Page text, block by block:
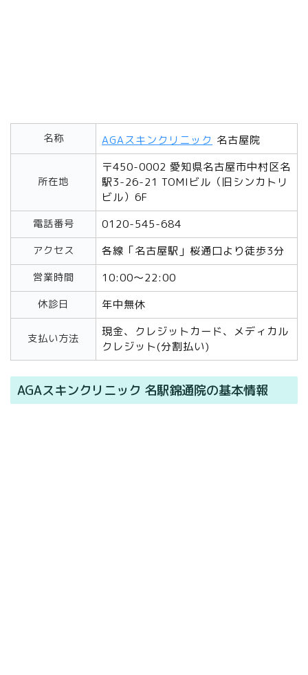
名称 AGAスキンクリニック 名古屋院
所在地
〒450-0002 愛知県名古屋市中村区名
駅3-26-21 TOMIビル（旧シンカトリ
ビル）6F
電話番号 0120-545-684
アクセス 各線「名古屋駅」桜通口より徒歩3分
営業時間 10:00～22:00
休診日 年中無休
支払い方法
現金、クレジットカード、メディカル
クレジット(分割払い)
AGAスキンクリニック 名駅錦通院の基本情報